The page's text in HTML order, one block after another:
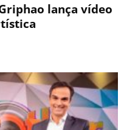
lança vídeo